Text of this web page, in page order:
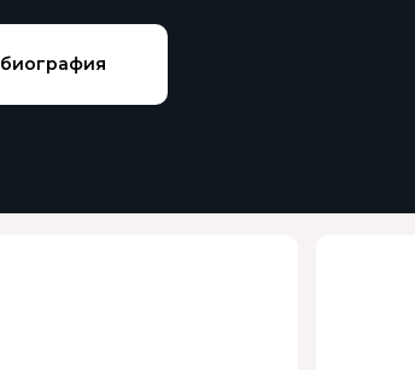
биография